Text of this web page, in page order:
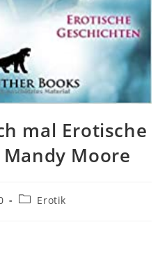
mal Erotische
Moore
Erotik